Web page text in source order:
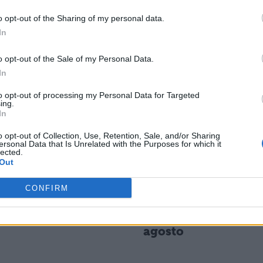
opt-out of the Sharing of my personal data.
opt-out of the Sale of my Personal Data.
opt-out of processing my Personal Data for Targeted
opt-out of Collection, Use, Retention, Sale, and/or Sharing
Data that Is Unrelated with the Purposes for which it
CONFIRM
in C, il rosso in C, il blu in B, il rosso in A, il
il rosso in C, il giallo in A, il rosso in A, il blu in C,
C. Il numero totale degli spostamenti è 15.
NEWS SCUOLA
posizioni
arretrati: riunione
agosto